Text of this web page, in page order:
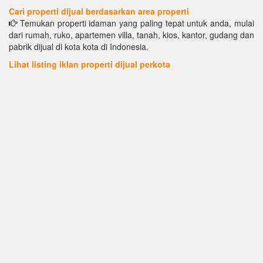
Cari properti dijual berdasarkan area properti
Temukan properti idaman yang paling tepat untuk anda, mulai
dari rumah, ruko, apartemen villa, tanah, kios, kantor, gudang dan
pabrik dijual di kota kota di Indonesia.
Lihat listing iklan properti dijual perkota